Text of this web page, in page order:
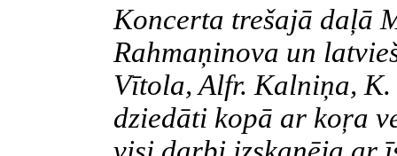
Koncerta trešajā daļā
Rahmaņinova un
Vītola, Alfr. Kalniņa,
dziedāti kopā ar koŗa